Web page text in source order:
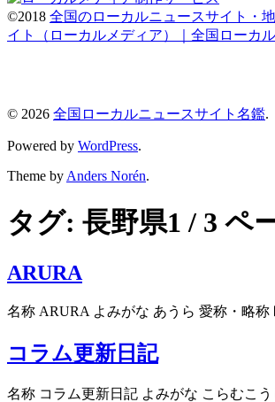
©2018 全国のローカルニュースサイト・
イト（ローカルメディア）｜全国ローカ
© 2026 全国ローカルニュースサイト名鑑.
Powered by WordPress.
Theme by Anders Norén.
タグ: 長野県1 / 3 ペ
ARURA
名称 ARURA よみがな あうら 愛称・略
コラム更新日記
名称 コラム更新日記 よみがな こらむこ